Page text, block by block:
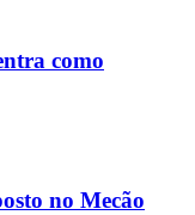
como
no Mecão